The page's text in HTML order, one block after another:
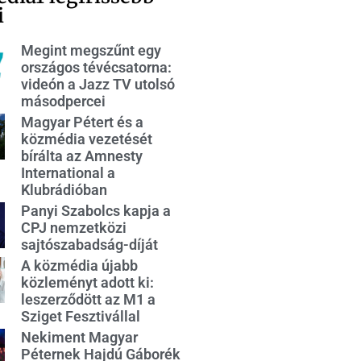
Megint megszűnt egy
országos tévécsatorna:
videón a Jazz TV utolsó
másodpercei
Magyar Pétert és a
közmédia vezetését
bírálta az Amnesty
International a
Klubrádióban
Panyi Szabolcs kapja a
CPJ nemzetközi
sajtószabadság-díját
A közmédia újabb
közleményt adott ki:
leszerződött az M1 a
Sziget Fesztivállal
Nekiment Magyar
Péternek Hajdú Gáborék